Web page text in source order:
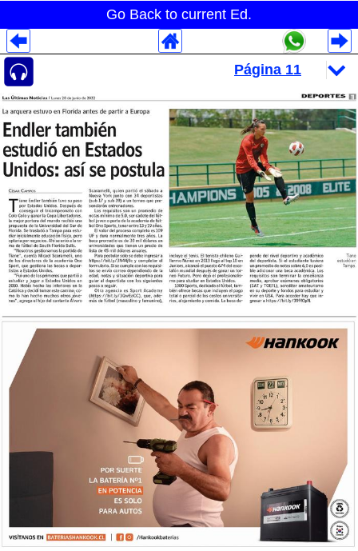
Go Back to current Ed.
Despliegues Analytics
Despliegues Totales
Despliegues por Rubros